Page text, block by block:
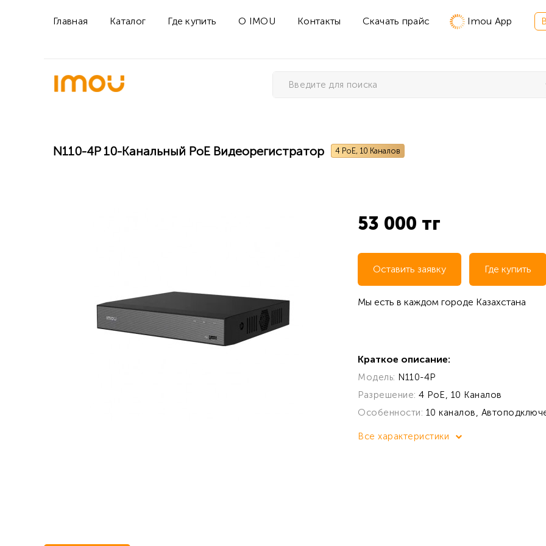
Главная Каталог Где купить О IMOU Контакты Скачать прайс Imou App
N110-4P 10-Канальный PoE Видеорегистратор 4 PoE, 10 Каналов
53 000 тг
Оставить заявку Где купить
Мы есть в каждом городе Казахстана
Краткое описание:
Модель: N110-4P
Разрешение: 4 PoE, 10 Каналов
Особенности: 10 каналов,
Все характеристики